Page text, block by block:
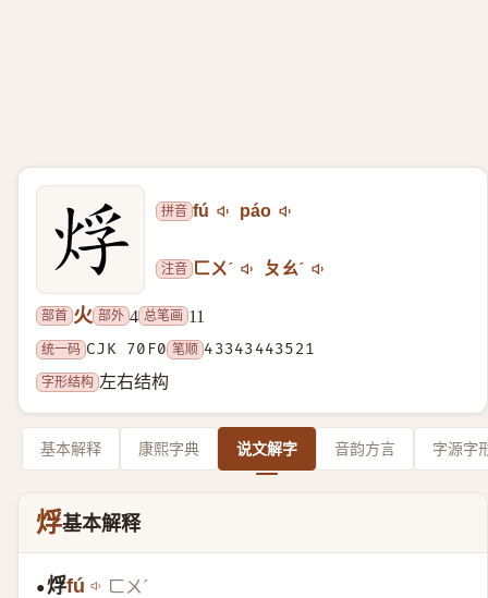
拼音 fú páo
注音 ㄈㄨˊ ㄆㄠˊ
部首 火 部外 4 总笔画 11
统一码 CJK 70F0 笔顺 43343443521
字形结构 左右结构
基本解释 康熙字典 说文解字 音韵方言 字源字
烰基本解释
●烰fú ㄈㄨˊ